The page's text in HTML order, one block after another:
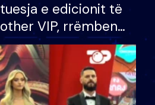
e edicionit të
VIP, rrëmben
prej 100 mijë eurosh